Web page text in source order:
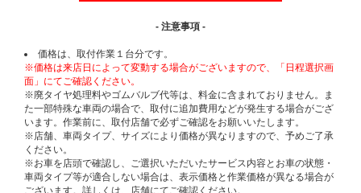
- 注意事項 -
価格は、取付作業１台分です。
※価格は来店日によって変動する場合がございますので、「日程選択画
面」にてご確認ください。
※廃タイヤ処理料やゴムバルブ代等は、料金に含まれておりません。ま
た一部特殊な車両の場合で、取付に追加費用などが発生する場合がござ
います。作業前に、取付店舗で必ずご確認をお願いいたします。
※店舗、車両タイプ、サイズにより価格が異なりますので、予めご了承
ください。
※お車を店頭で確認し、ご選択いただいたサービス内容とお車の状態・
車両タイプ等が適合しない場合は、表示価格と作業価格が異なる場合が
ございます。詳しくは、店舗にてご確認ください。